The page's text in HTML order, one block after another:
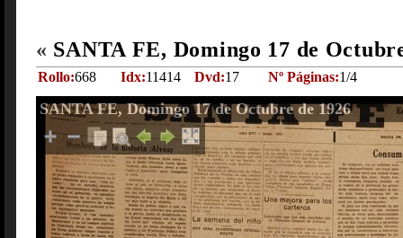
« SANTA FE, Domingo 17 de
Rollo:668 Idx:11414 Dvd:17 Nº Páginas:1/4
SANTA FE, Domingo 17 de Octubre de 1926